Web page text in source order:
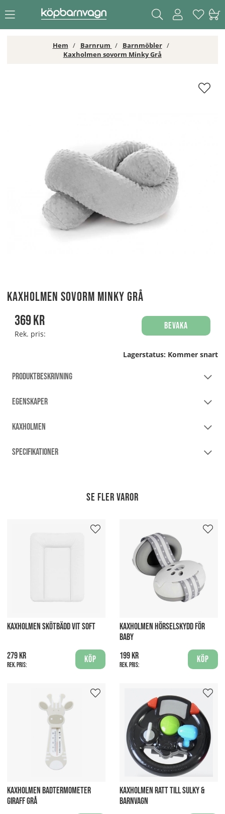
Hem Barnrum
Barnmöbler
Kaxholmen sovorm Minky Grå
Kaxholmen sovorm Minky Grå
369kr
Rek. pris:
Bevaka
Lagerstatus: Kommer snart
PRODUKTBESKRIVNING
EGENSKAPER
KAXHOLMEN
SPECIFIKATIONER
Se fler varor
KAXHOLMEN SKÖTBÄDD VIT SOFT
279 kr
Rek. pris:
Köp
KAXHOLMEN HÖRSELSKYDD FÖR
BABY
199 kr
Rek. pris:
Köp
KAXHOLMEN BADTERMOMETER
GIRAFF GRÅ
KAXHOLMEN RATT TILL SULKY &
BARNVAGN